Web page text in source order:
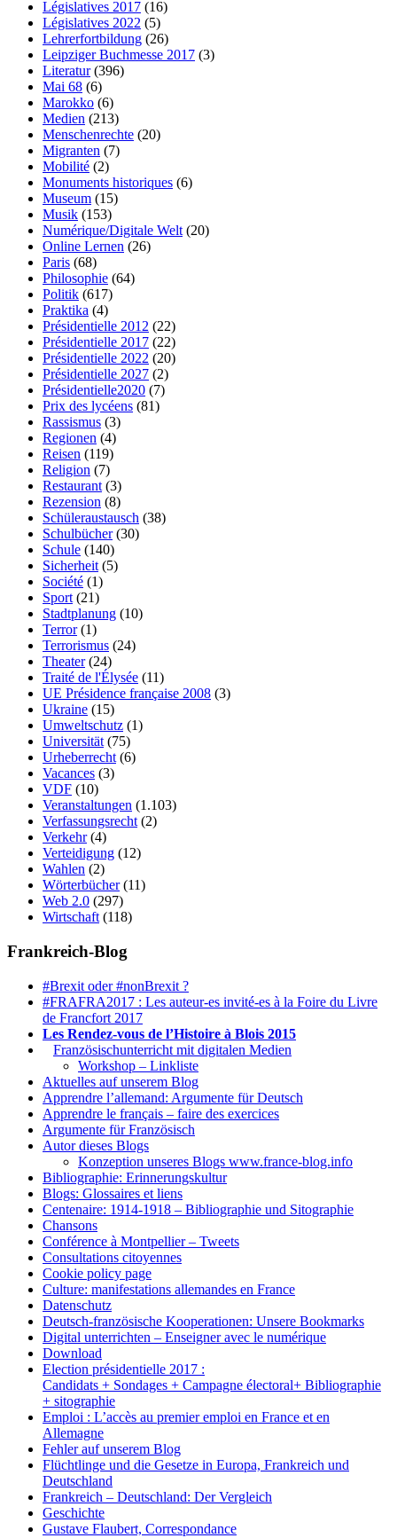
Législatives 2017 (16)
Législatives 2022 (5)
Lehrerfortbildung (26)
Leipziger Buchmesse 2017 (3)
Literatur(396)
Mai 68 (6)
Marokko (6)
Medien (213)
Menschenrechte (20)
Migranten (7)
Mobilité (2)
Monuments historiques (6)
Museum (15)
Musik (153)
Numérique/Digitale Welt(20)
Online Lernen (26)
Paris (68)
Philosophie (64)
Politik (617)
Praktika (4)
Présidentielle 2012 (22)
Présidentielle 2017 (22)
Présidentielle 2022 (20)
Présidentielle 2027 (2)
Présidentielle2020 (7)
Prix des lycéens (81)
Rassismus (3)
Regionen (4)
Reisen (119)
Religion (7)
Restaurant(3)
Rezension (8)
Schüleraustausch (38)
Schulbücher(30)
Schule (140)
Sicherheit(5)
Société (1)
Sport(21)
Stadtplanung (10)
Terror(1)
Terrorismus (24)
Theater(24)
Traité de l'Élysée (11)
UE Présidence française 2008 (3)
Ukraine (15)
Umweltschutz (1)
Universität(75)
Urheberrecht(6)
Vacances (3)
VDF (10)
Veranstaltungen (1.103)
Verfassungsrecht(2)
Verkehr(4)
Verteidigung (12)
Wahlen (2)
Wörterbücher(11)
Web 2.0 (297)
Wirtschaft(118)
Frankreich-Blog
#Brexit oder #nonBrexit ?
#FRAFRA2017 : Les auteur-es invité-es à la Foire du Livre
de Francfort 2017
Les Rendez-vous de l’Histoire à Blois 2015
Französischunterricht mit digitalen Medien
Workshop – Linkliste
Aktuelles auf unserem Blog
Apprendre l’allemand: Argumente für Deutsch
Apprendre le français – faire des exercices
Argumente für Französisch
Autor dieses Blogs
Konzeption unseres Blogs www.france-blog.info
Bibliographie: Erinnerungskultur
Blogs: Glossaires et liens
Centenaire: 1914-1918 – Bibliographie und Sitographie
Chansons
Conférence à Montpellier – Tweets
Consultations citoyennes
Cookie policy page
Culture: manifestations allemandes en France
Datenschutz
Deutsch-französische Kooperationen: Unsere Bookmarks
Digital unterrichten – Enseigner avec le numérique
Download
Election présidentielle 2017 :
Candidats + Sondages + Campagne électoral+ Bibliographie
+ sitographie
Emploi : L’accès au premier emploi en France et en
Allemagne
Fehler auf unserem Blog
Flüchtlinge und die Gesetze in Europa, Frankreich und
Deutschland
Frankreich – Deutschland: Der Vergleich
Geschichte
Gustave Flaubert, Correspondance